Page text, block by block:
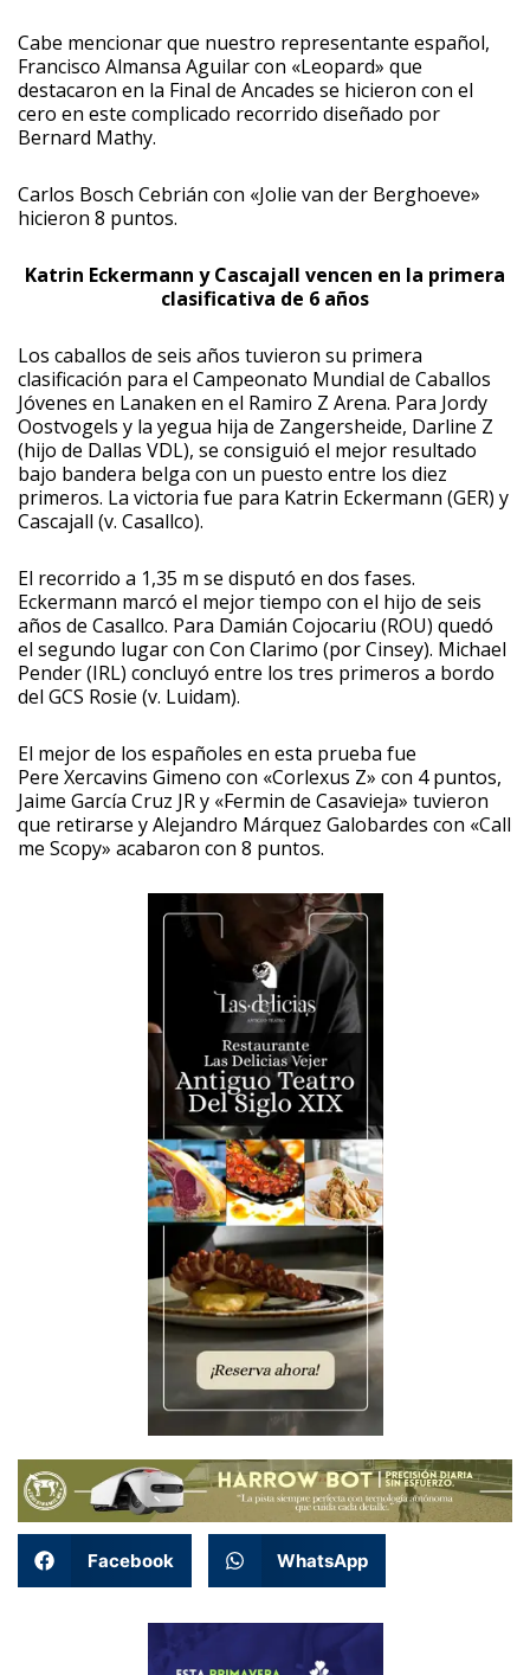
Cabe mencionar que nuestro representante español,
Francisco Almansa Aguilar con «Leopard» que
destacaron en la Final de Ancades se hicieron con el
cero en este complicado recorrido diseñado por
Bernard Mathy.
Carlos Bosch Cebrián con «Jolie van der Berghoeve»
hicieron 8 puntos.
Katrin Eckermann y Cascajall vencen en la primera
clasificativa de 6 años
Los caballos de seis años tuvieron su primera
clasificación para el Campeonato Mundial de Caballos
Jóvenes en Lanaken en el Ramiro Z Arena. Para Jordy
Oostvogels y la yegua hija de Zangersheide, Darline Z
(hijo de Dallas VDL), se consiguió el mejor resultado
bajo bandera belga con un puesto entre los diez
primeros. La victoria fue para Katrin Eckermann (GER) y
Cascajall (v. Casallco).
El recorrido a 1,35 m se disputó en dos fases.
Eckermann marcó el mejor tiempo con el hijo de seis
años de Casallco. Para Damián Cojocariu (ROU) quedó
el segundo lugar con Con Clarimo (por Cinsey). Michael
Pender (IRL) concluyó entre los tres primeros a bordo
del GCS Rosie (v. Luidam).
El mejor de los españoles en esta prueba fue
Pere Xercavins Gimeno con «Corlexus Z» con 4 puntos,
Jaime García Cruz JR y «Fermin de Casavieja» tuvieron
que retirarse y Alejandro Márquez Galobardes con «Call
me Scopy» acabaron con 8 puntos.
Facebook WhatsApp